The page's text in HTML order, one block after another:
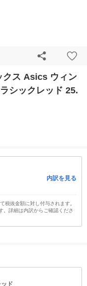
クス Asics ウィン
シックレッド 25.
内訳を見る
税抜金額に対し付与されます。
。詳細は内訳からご確認くださ
ド